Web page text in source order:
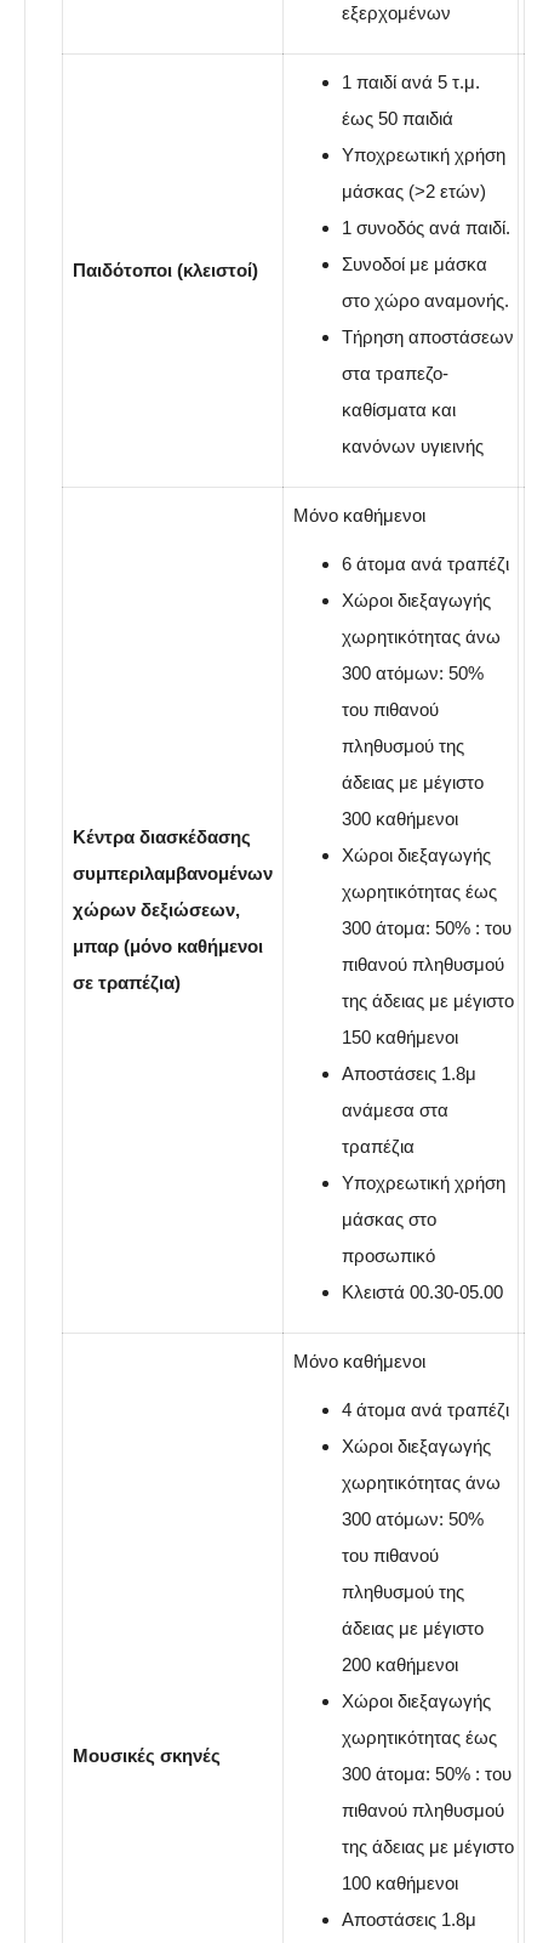
εξερχομένων
Παιδότοποι (κλειστοί)
1 παιδί ανά 5 τ.μ.
έως 50 παιδιά
Yποχρεωτική χρήση
μάσκας (>2 ετών)
1 συνοδός ανά παιδί.
Συνοδοί με μάσκα
στο χώρο αναμονής.
Τήρηση αποστάσεων
στα τραπεζο-
καθίσματα και
κανόνων υγιεινής
Κέντρα διασκέδασης
συμπεριλαμβανομένων
χώρων δεξιώσεων,
μπαρ (μόνο καθήμενοι
σε τραπέζια)
Μόνο καθήμενοι
6 άτομα ανά τραπέζι
Χώροι διεξαγωγής
χωρητικότητας άνω
300 ατόμων: 50%
του πιθανού
πληθυσμού της
άδειας με μέγιστο
300 καθήμενοι
Χώροι διεξαγωγής
χωρητικότητας έως
300 άτομα: 50% : του
πιθανού πληθυσμού
της άδειας με μέγιστο
150 καθήμενοι
Αποστάσεις 1.8μ
ανάμεσα στα
τραπέζια
Υποχρεωτική χρήση
μάσκας στο
προσωπικό
Κλειστά 00.30-05.00
Μουσικές σκηνές
Μόνο καθήμενοι
4 άτομα ανά τραπέζι
Χώροι διεξαγωγής
χωρητικότητας άνω
300 ατόμων: 50%
του πιθανού
πληθυσμού της
άδειας με μέγιστο
200 καθήμενοι
Χώροι διεξαγωγής
χωρητικότητας έως
300 άτομα: 50% : του
πιθανού πληθυσμού
της άδειας με μέγιστο
100 καθήμενοι
Αποστάσεις 1.8μ